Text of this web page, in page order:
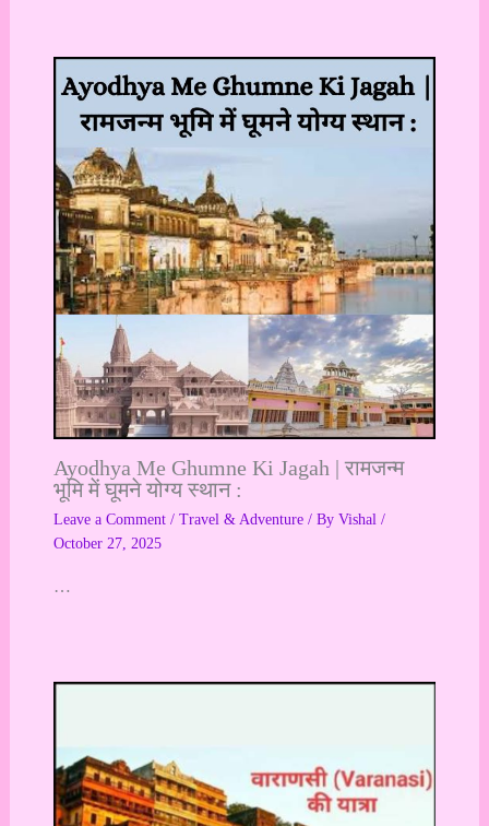
Ayodhya Me Ghumne Ki Jagah | रामजन्म
भूमि में घूमने योग्य स्थान :
Leave a Comment / Travel & Adventure/ By Vishal /
October 27, 2025
…